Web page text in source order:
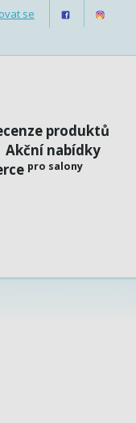
se
produktů
Akční nabídky
pro salony